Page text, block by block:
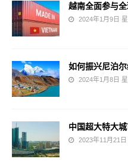
越南全面参与
2024年1月9日
如何振兴尼泊尔
2024年1月8日
中国超大特大
2023年11月21